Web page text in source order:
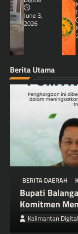
June 3,
2026
Berita Utama
BERITA DAERAH
Bupati
Komitmen
Kalimantan Digital